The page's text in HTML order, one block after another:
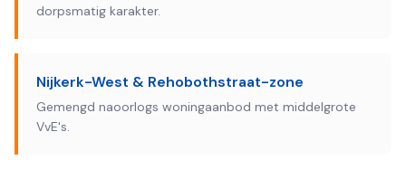
dorpsmatig karakter.
Nijkerk-West & Rehobothstraat-zone
Gemengd naoorlogs woningaanbod met middelgrote
VvE's.